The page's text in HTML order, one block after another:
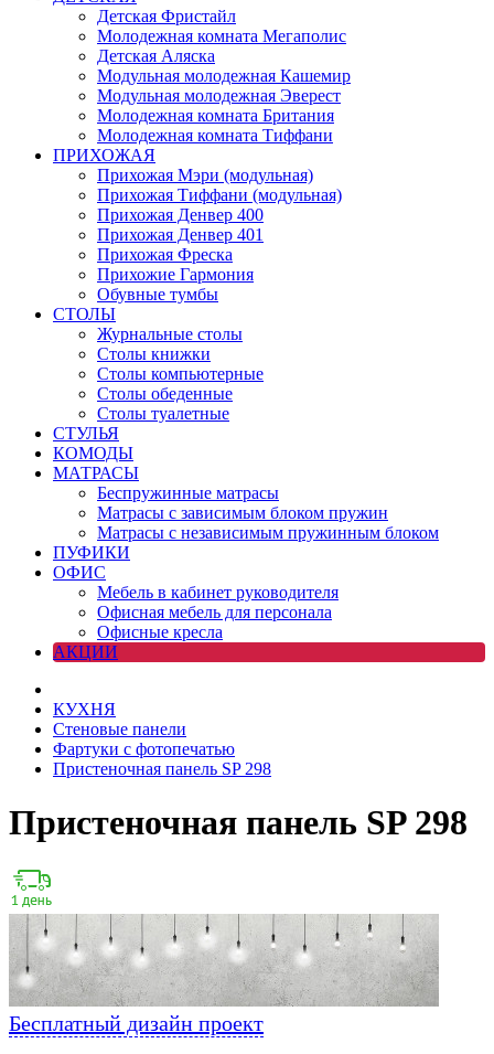
Детская Фристайл
Молодежная комната Мегаполис
Детская Аляска
Модульная молодежная Кашемир
Модульная молодежная Эверест
Молодежная комната Британия
Молодежная комната Тиффани
ПРИХОЖАЯ
Прихожая Мэри (модульная)
Прихожая Тиффани (модульная)
Прихожая Денвер 400
Прихожая Денвер 401
Прихожая Фреска
Прихожие Гармония
Обувные тумбы
СТОЛЫ
Журнальные столы
Столы книжки
Столы компьютерные
Столы обеденные
Столы туалетные
СТУЛЬЯ
КОМОДЫ
МАТРАСЫ
Беспружинные матрасы
Матрасы с зависимым блоком пружин
Матрасы с независимым пружинным блоком
ПУФИКИ
ОФИС
Мебель в кабинет руководителя
Офисная мебель для персонала
Офисные кресла
АКЦИИ
КУХНЯ
Стеновые панели
Фартуки с фотопечатью
Пристеночная панель SP 298
Пристеночная панель SP 298
Бесплатный дизайн проект